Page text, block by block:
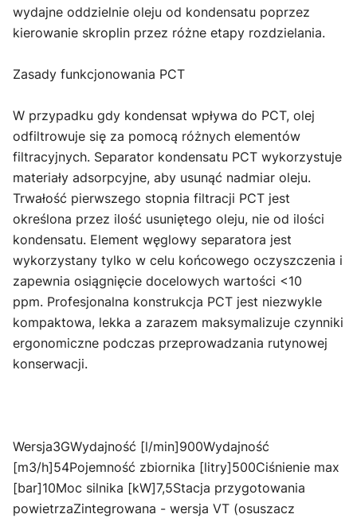
wydajne oddzielnie oleju od kondensatu poprzez
kierowanie skroplin przez różne etapy rozdzielania.
Zasady funkcjonowania PCT
W przypadku gdy kondensat wpływa do PCT, olej
odfiltrowuje się za pomocą różnych elementów
filtracyjnych. Separator kondensatu PCT wykorzystuje
materiały adsorpcyjne, aby usunąć nadmiar oleju.
Trwałość pierwszego stopnia filtracji PCT jest
określona przez ilość usuniętego oleju, nie od ilości
kondensatu. Element węglowy separatora jest
wykorzystany tylko w celu końcowego oczyszczenia i
zapewnia osiągnięcie docelowych wartości <10
ppm. Profesjonalna konstrukcja PCT jest niezwykle
kompaktowa, lekka a zarazem maksymalizuje czynniki
ergonomiczne podczas przeprowadzania rutynowej
konserwacji.
Wersja3GWydajność [l/min]900Wydajność
[m3/h]54Pojemność zbiornika [litry]500Ciśnienie max
[bar]10Moc silnika [kW]7,5Stacja przygotowania
powietrzaZintegrowana - wersja VT (osuszacz